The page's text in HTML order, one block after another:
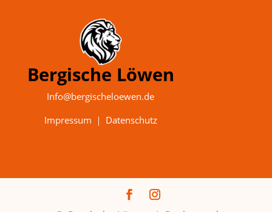
Bergische Löwen
Info@bergischeloewen.de
Impressum ｜ Datenschutz